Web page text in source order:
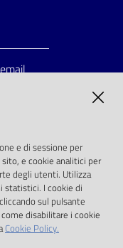
36/2006
e di sessione per
e cookie analitici per
degli utenti. Utilizza
statistici. I cookie di
sul pulsante
disabilitare i cookie
Cookie Policy.